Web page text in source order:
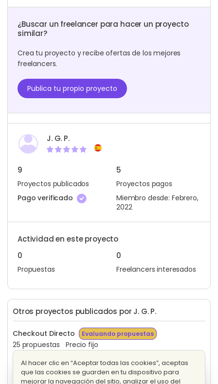
¿Buscar un freelancer para hacer un proyecto
similar?
Crea tu proyecto y recibe ofertas de los mejores
freelancers.
Publica tu propio proyecto
J. G. P.
9
Proyectos publicados
5
Proyectos pagos
Pago verificado
Miembro desde: Febrero,
2022
Actividad en este proyecto
0
Propuestas
0
Freelancers interesados
Otros proyectos publicados por J. G. P.
Checkout Directo Evaluando propuestas
25 propuestas Precio fijo
Desarrollo de automatizaciones en Trello
Evaluando propuestas
Al hacer clic en “Aceptar todas las cookies”, aceptas
que las cookies se guarden en tu dispositivo para
mejorar la navegación del sitio, analizar el uso del